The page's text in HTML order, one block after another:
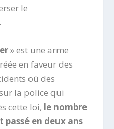
le
» est une arme
en faveur des
où des
la police qui
cette loi, le nombre
passé en deux ans